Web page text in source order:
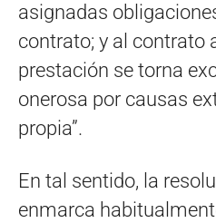
asignadas
contrato; y al contrato
prestación se torna
onerosa por causas
propia”.
En tal sentido, la
enmarca